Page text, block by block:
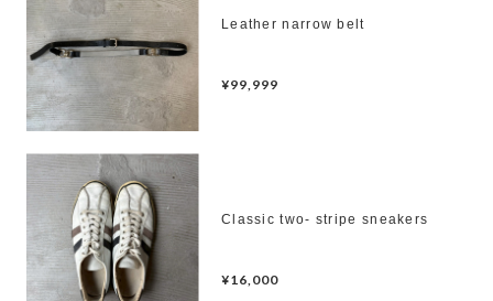
Leather narrow belt
¥99,999
Classic two- stripe sneakers
¥16,000